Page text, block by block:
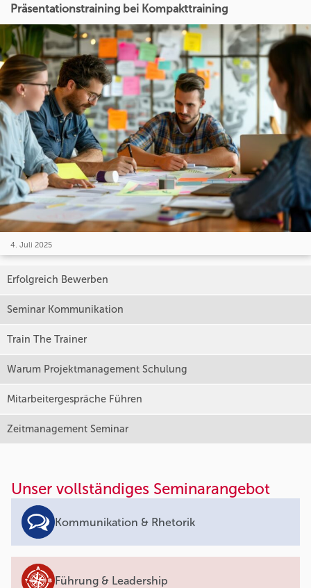
Präsentationstraining bei Kompakttraining
4. Juli 2025
Erfolgreich Bewerben
Seminar Kommunikation
Train The Trainer
Warum Projektmanagement Schulung
Mitarbeitergespräche Führen
Zeitmanagement Seminar
Unser vollständiges Seminarangebot
Kommunikation & Rhetorik
Führung & Leadership